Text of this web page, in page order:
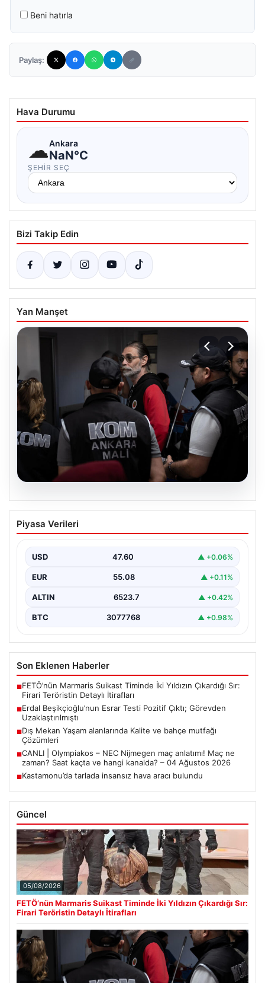
Beni hatırla
Paylaş:
Hava Durumu
☁Ankara
NaN°C
ŞEHIR SEÇ
Bizi Takip Edin
Yan Manşet
05.08.2026
Erdal Beşikçioğlu’nun Esrar Testi Pozitif
Çıktı; Görevden Uzaklaştırılmıştı
rüşvet operasyonu kapsamında tutuklanan Belediye
Başkanı Erdal Beşikçioğlu’nun…
Piyasa Verileri
USD 47.60 ▲ +0.06%
EUR 55.08 ▲ +0.11%
ALTIN 6523.7 ▲ +0.42%
BTC 3077768 ▲ +0.98%
Son Eklenen Haberler
■FETÖ’nün Marmaris Suikast Timinde İki Yıldızın Çıkardığı Sır:
Firari Teröristin Detaylı İtirafları
■Erdal Beşikçioğlu’nun Esrar Testi Pozitif Çıktı; Görevden
Uzaklaştırılmıştı
■Dış Mekan Yaşam alanlarında Kalite ve bahçe mutfağı
Çözümleri
■CANLI | Olympiakos – NEC Nijmegen maç anlatımı! Maç ne
zaman? Saat kaçta ve hangi kanalda? – 04 Ağustos 2026
■Kastamonu’da tarlada insansız hava aracı bulundu
Güncel
05/08/2026
FETÖ’nün Marmaris Suikast Timinde İki Yıldızın Çıkardığı Sır:
Firari Teröristin Detaylı İtirafları